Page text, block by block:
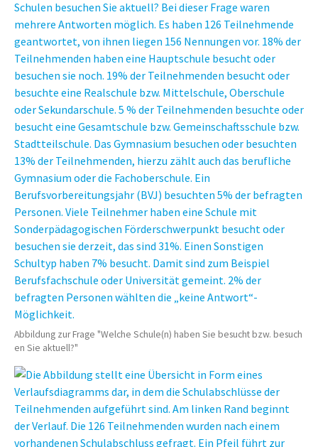
Abbildung zur Frage "Welche Schule(n) haben Sie besucht bzw. besuch
en Sie aktuell?"